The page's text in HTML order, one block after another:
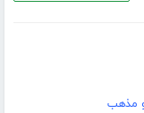
مذهب